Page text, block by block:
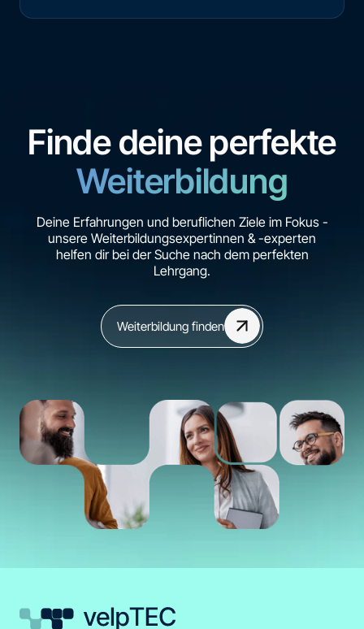
Finde deine perfekte
Weiterbildung
Deine Erfahrungen und beruflichen Ziele im Fokus -
unsere Weiterbildungsexpertinnen & -experten
helfen dir bei der Suche nach dem perfekten
Lehrgang.
Weiterbildung finden